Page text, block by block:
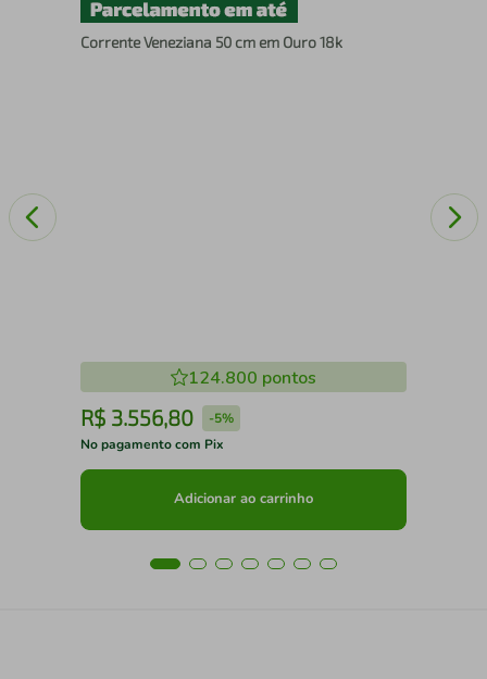
Corrente Veneziana 50 cm em Ouro 18k
124.800 pontos
R$ 3.556,80 -5%
No pagamento com Pix
Adicionar ao carrinho